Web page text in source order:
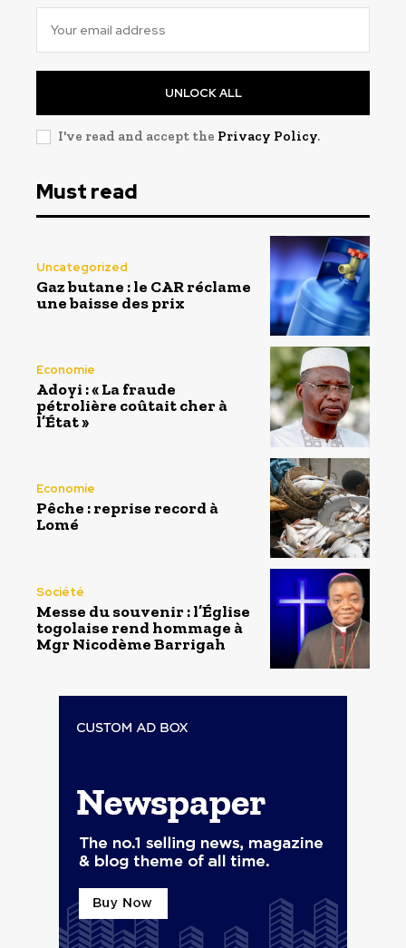
UNLOCK ALL
I've read and accept the Privacy Policy.
Must read
Uncategorized
Gaz butane : le CAR réclame
une baisse des prix
Economie
Adoyi : « La fraude
pétrolière coûtait cher à
l’État »
Economie
Pêche : reprise record à
Lomé
Société
Messe du souvenir : l’Église
togolaise rend hommage à
Mgr Nicodème Barrigah